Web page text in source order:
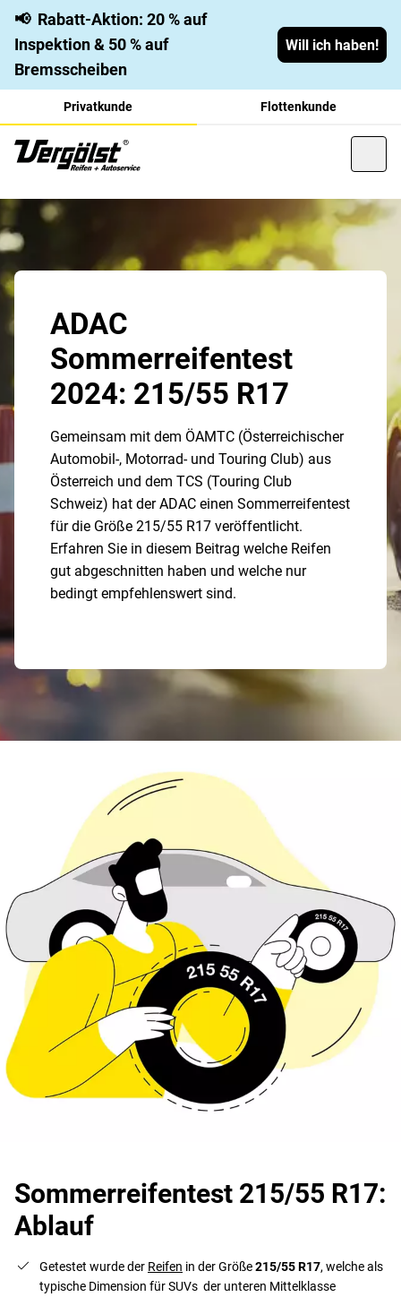
📢 Rabatt-Aktion: 20 % auf
Inspektion & 50 % auf
Bremsscheiben
Will ich haben!
Privatkunde Flottenkunde
ADAC
Sommerreifentest
2024: 215/55 R17
Gemeinsam mit dem ÖAMTC (Österreichischer
Automobil-, Motorrad- und Touring Club) aus
Österreich und dem TCS (Touring Club
Schweiz) hat der ADAC einen Sommerreifentest
für die Größe 215/55 R17 veröffentlicht.
Erfahren Sie in diesem Beitrag welche Reifen
gut abgeschnitten haben und welche nur
bedingt empfehlenswert sind.
Sommerreifentest 215/55 R17:
Ablauf
Getestet wurde der Reifen in der Größe215/55 R17, welche als
typische Dimension für SUVs der unteren Mittelklasse